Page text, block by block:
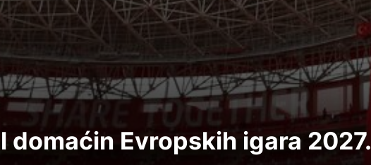
domaćin Evropskih igara 2027.